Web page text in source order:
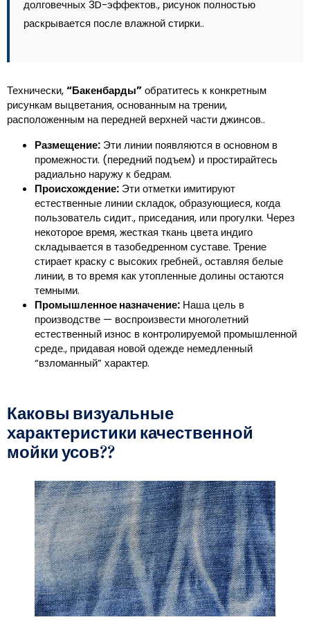
долговечных 3D-эффектов., рисунок полностью
раскрывается после влажной стирки..
Технически,“Бакенбарды”обратитесь к конкретным
рисункам выцветания, основанным на трении,
расположенным на передней верхней части джинсов..
Размещение: Эти линии появляются в основном в
промежности. (передний подъем) и простирайтесь
радиально наружу к бедрам.
Происхождение: Эти отметки имитируют
естественные линии складок, образующиеся, когда
пользователь сидит., приседания, или прогулки. Через
некоторое время, жесткая ткань цвета индиго
складывается в тазобедренном суставе. Трение
стирает краску с высоких гребней., оставляя белые
линии, в то время как утопленные долины остаются
темными.
Промышленное назначение: Наша цель в
производстве — воспроизвести многолетний
естественный износ в контролируемой промышленной
среде., придавая новой одежде немедленный
“взломанный” характер.
Каковы визуальные
характеристики качественной
мойки усов??